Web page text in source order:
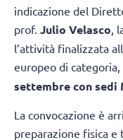
indicazione del
prof. Julio Velasco ,
l’attività finalizzata
europeo di categoria,
settembre con sedi
La convocazione è
preparazione fisica e